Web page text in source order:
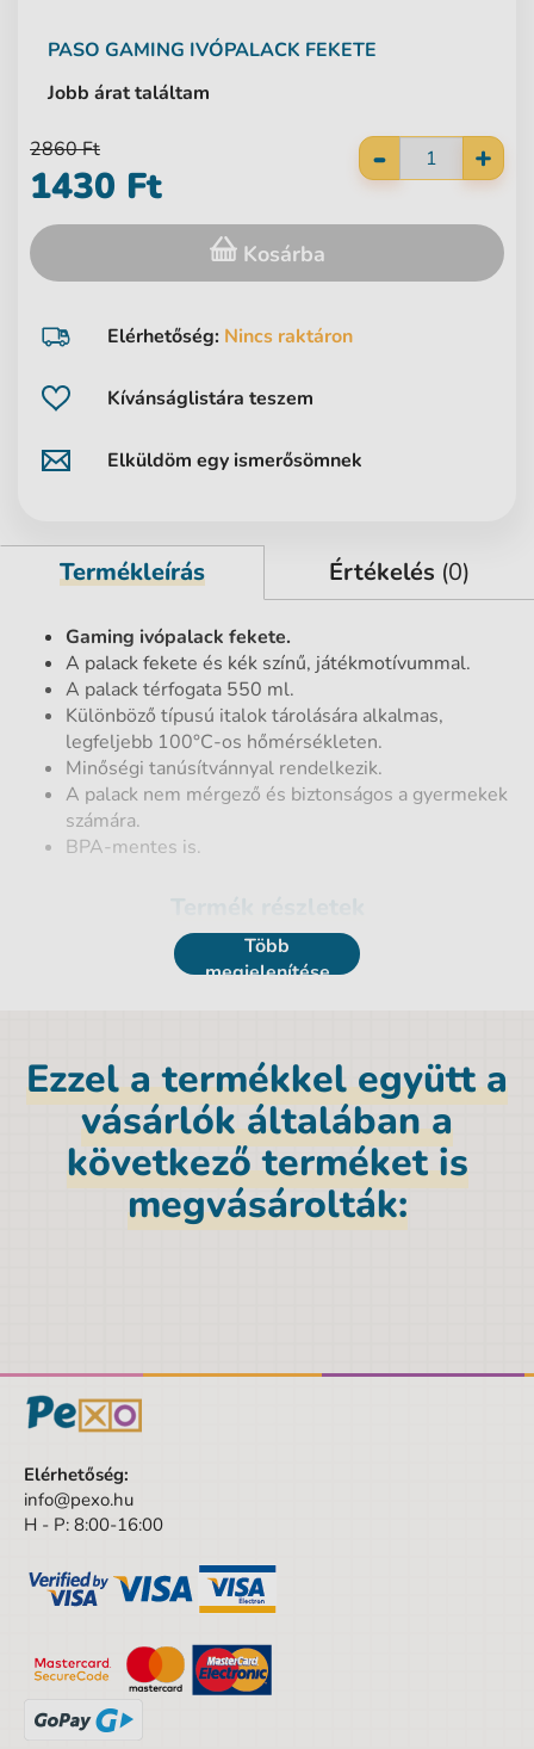
PASO GAMING IVÓPALACK FEKETE
Jobb árat találtam
Kívánságlistára teszem
Elküldöm egy ismerősömnek
Elérhetőség: Nincs raktáron
- +
2860 Ft
1430 Ft
Kosárba
Termékleírás Értékelés (0)
Gaming ivópalack fekete.
A palack fekete és kék színű, játékmotívummal.
A palack térfogata 550 ml.
Különböző típusú italok tárolására alkalmas,
legfeljebb 100°C-os hőmérsékleten.
Minőségi tanúsítvánnyal rendelkezik.
A palack nem mérgező és biztonságos a gyermekek
számára.
BPA-mentes is.
Nettó tömeg [kg]
0,1 kg
Polypropylen
Márka
Magasság
Kortól
Korig
Készlet/Szett/Csomag
Minta
Több
megjelenítése
Ezzel a termékkel együtt a
vásárlók általában a
következő terméket is
megvásárolták:
Elérhetőség:
info@pexo.hu
H - P: 8:00-16:00